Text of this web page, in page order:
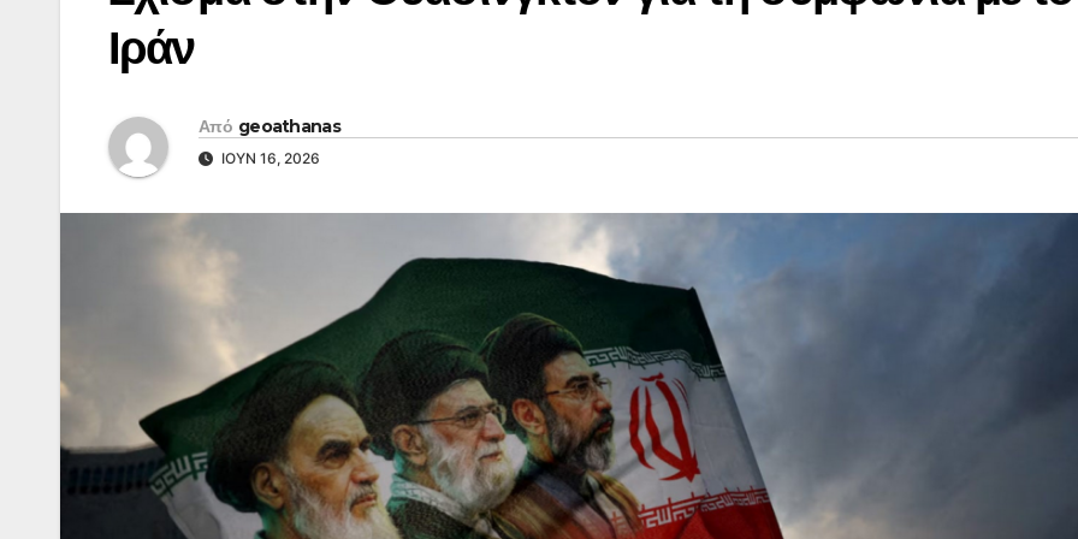
Ιράν
Από geoathanas
ΙΟΎΝ 16, 2026